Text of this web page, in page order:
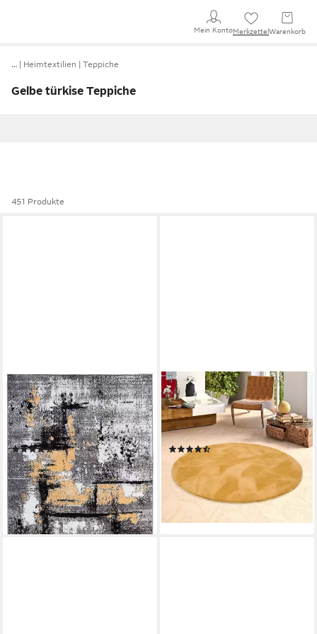
Mein KontoMerkzettel Warenkorb
… Heimtextilien Teppiche
Gelbe türkise Teppiche
451 Produkte
TAPISO
Teppich MAYA, rechteckig,
Höhe: 8 mm, Wohnzimmer,
Schlafzimmer, modern Design
(12)
ab 54,99 € UVP78,64 €
-30%
lieferbar - in 3-4 Werktagen bei dir
+12
PERGAMON
Hochflor-Teppich Hochflor
Super Soft Teppich Silky
Rund, Rund, Höhe: 30 mm
(31)
ab 34,90 € UVP99,90 €
-65%
lieferbar - in 2-3 Werktagen bei dir
+4